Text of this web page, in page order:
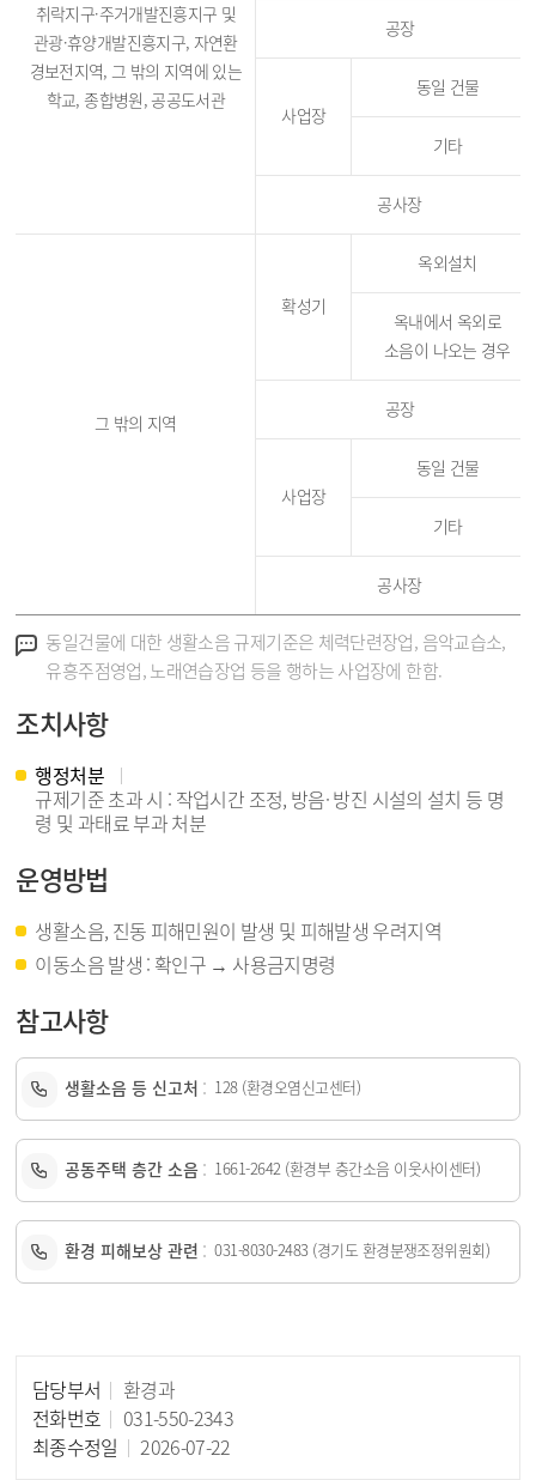
취락지구·주거개발진흥지구 및
관광·휴양개발진흥지구, 자연환
경보전지역, 그 밖의 지역에 있는
학교, 종합병원, 공공도서관
공장
사업장
동일 건물
기타
공사장
그 밖의 지역
확성기
옥외설치
옥내에서 옥외로
소음이 나오는 경우
공장
사업장
동일 건물
기타
공사장
동일건물에 대한 생활소음 규제기준은 체력단련장업, 음악교습소,
유흥주점영업, 노래연습장업 등을 행하는 사업장에 한함.
조치사항
행정처분
규제기준 초과 시 : 작업시간 조정, 방음· 방진 시설의 설치 등 명
령 및 과태료 부과 처분
운영방법
생활소음, 진동 피해민원이 발생 및 피해발생 우려지역
이동소음 발생 : 확인구 → 사용금지명령
참고사항
생활소음 등 신고처 128 (환경오염신고센터)
공동주택 층간 소음 1661-2642 (환경부 층간소음 이웃사이센터)
환경 피해보상 관련 031-8030-2483 (경기도 환경분쟁조정위원회)
담당부서
환경과
전화번호
031-550-2343
최종수정일
2026-07-22